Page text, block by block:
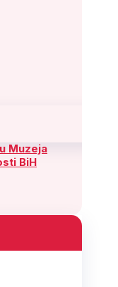
Muzeja
BiH